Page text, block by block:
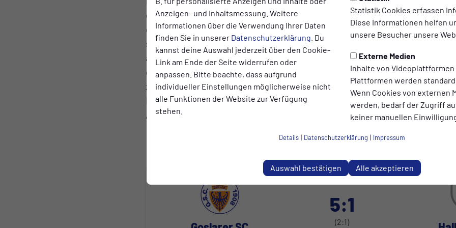
Anzeigen- und Inhaltsmessung. Weitere
Informationen über die Verwendung Ihrer Daten
finden Sie in unserer Datenschutzerklärung . Du
kannst deine Auswahl jederzeit über den Cookie-
Link am Ende der Seite widerrufen oder
anpassen. Bitte beachte, dass aufgrund
individueller Einstellungen möglicherweise nicht
alle Funktionen der Website zur Verfügung
stehen.
Statistik Cookies erfassen
Diese Informationen helfen
unsere Besucher unsere
Externe Medien
Inhalte von Videoplattformen
Plattformen werden
Wenn Cookies von externen
werden, bedarf der Zugriff
keiner manuellen
Details | Datenschutzerklärung | Impressum
Auswahl bestätigen Alle akzeptieren
eintragen konnte. Nach einem tiefen Zuspiel vom eingewechselten Kilian
dem Hallendorfer Keeper keine Chance.Den Schlusspunkt setzte Enno
seinem 2. Treffer, als er den Ball aus etwa 10 Metern Entfernung in die
allem war es keine Glanzleistung, aber ein reifer Auftritt unserer jungen
der Tabellenspitze belohnt wurde. Allen ist bewusst, dass das eine
zum aktuellen Stand der Saison noch völlig ohne Wertung - aber wir
Moment.Am kommenden Sonntag geht es dann für unsere ERSTE zum
Anstoß in der Rudolf Habig Straße ist um 15:00 Uhr.
5:1
(2:1)